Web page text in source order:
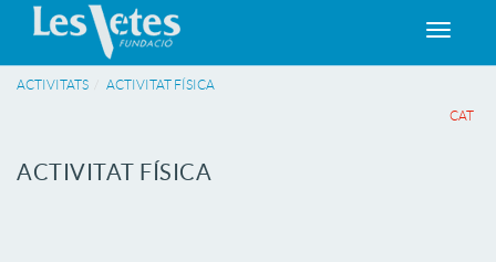
Toggle
ACTIVITATS ACTIVITAT FÍSICA
CAT
ACTIVITAT FÍSICA